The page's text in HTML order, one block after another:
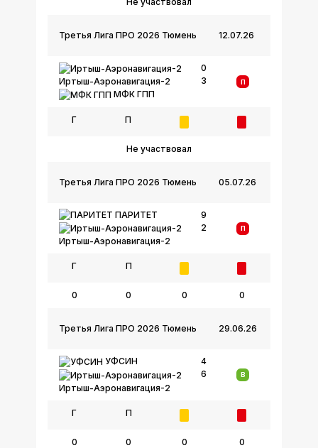
12.07.26
Третья Лига ПРО 2026 Тюмень
Иртыш-Аэронавигация-2
МФК ГПП
0
3
П
Г П
Не участвовал
05.07.26
Третья Лига ПРО 2026 Тюмень
ПАРИТЕТ
Иртыш-Аэронавигация-2
9
2
П
Г П
0 0 0 0
29.06.26
Третья Лига ПРО 2026 Тюмень
УФСИН
Иртыш-Аэронавигация-2
4
6
В
Г П
0 0 0 0